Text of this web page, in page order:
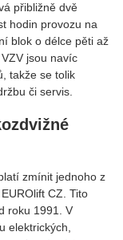
přibližně dvě
hodin provozu na
blok o délce pěti až
jsou navíc
takže se tolik
či servis.
zmínit jednoho z
CZ. Tito
roku 1991. V
elektrických,